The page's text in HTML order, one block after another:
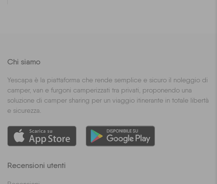
Chi siamo
Yescapa è la piattaforma che rende semplice e sicuro il noleggio di
camper, van e furgoni camperizzati tra privati, proponendo una
soluzione di camper sharing per un viaggio itinerante in totale libertà
e sicurezza.
Recensioni utenti